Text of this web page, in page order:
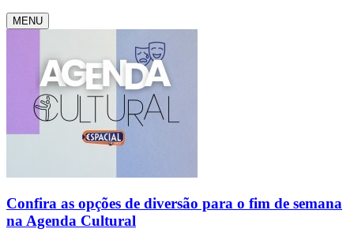
MENU
Confira as opções de diversão para o fim de semana
na Agenda Cultural